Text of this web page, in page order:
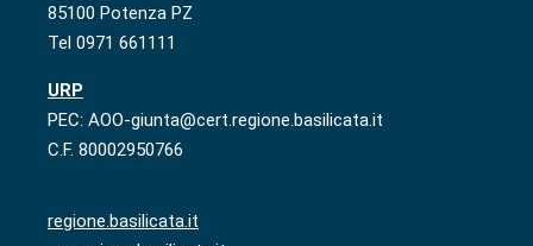
85100 Potenza PZ
Tel 0971 661111
URP
PEC: AOO-giunta@cert.regione.basilicata.it
C.F. 80002950766
regione.basilicata.it